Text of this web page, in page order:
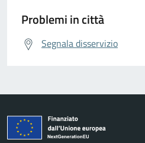
Problemi in città
Segnala disservizio